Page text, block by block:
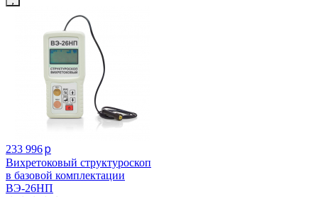
233 996p
Вихретоковый структуроскоп
в базовой комплектации
ВЭ-26НП